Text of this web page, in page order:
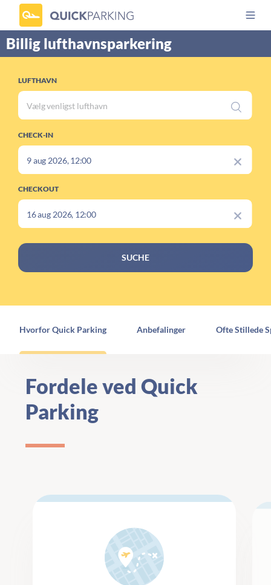
Billig lufthavnsparkering
LUFTHAVN
CHECK-IN
CHECKOUT
SUCHE
Hvorfor Quick Parking Anbefalinger Ofte Stillede
Fordele ved Quick
Parking